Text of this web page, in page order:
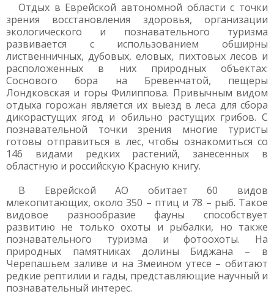
Отдых в Еврейской автономной области с точки
зрения восстановления здоровья, организации
экологического и познавательного туризма
развивается с использованием обширны
лиственничных, дубовых, еловых, пихтовых лесов и
расположенных в них природных объектах:
Соснового бора на Бревенчатой, пещеры
Лондковская и горы Филиппова. Привычным видом
отдыха горожан является их выезд в леса для сбора
дикорастущих ягод и обильно растущих грибов. С
познавательной точки зрения многие туристы
готовы отправиться в лес, чтобы ознакомиться со
146 видами редких растений, занесенных в
областную и российскую Красную книгу.
В Еврейской АО обитает 60 видов
млекопитающих, около 350 – птиц и 78 – рыб. Такое
видовое разнообразие фауны способствует
развитию не только охоты и рыбалки, но также
познавательного туризма и фотоохоты. На
природных памятниках долины Биджана – в
Черепашьем заливе и на Змеином утесе – обитают
редкие рептилии и гады, представляющие научный и
познавательный интерес.